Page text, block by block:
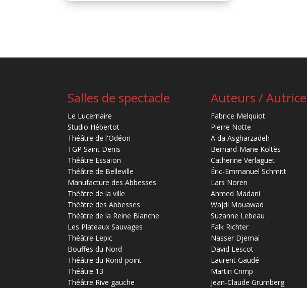
Salles de spectacle
Le Lucernaire
Studio Hébertot
Théâtre de l'Odéon
TGP Saint Denis
Théâtre Essaïon
Théâtre de Belleville
Manufacture des Abbesses
Théâtre de la ville
Théâtre des Abbesses
Théâtre de la Reine Blanche
Les Plateaux Sauvages
Théâtre Lepic
Bouffes du Nord
Théâtre du Rond-point
Théâtre 13
Théâtre Rive gauche
Auteurs /
Fabrice Melquiot
Pierre Notte
Aïda Asgharzadeh
Bernard-Marie Koltès
Catherine Verlaguet
Éric-Emmanuel Schmitt
Lars Noren
Ahmed Madani
Wajdi Mouawad
Suzanne Lebeau
Falk Richter
Nasser Djemaï
David Lescot
Laurent Gaudé
Martin Crimp
Jean-Claude Grumberg